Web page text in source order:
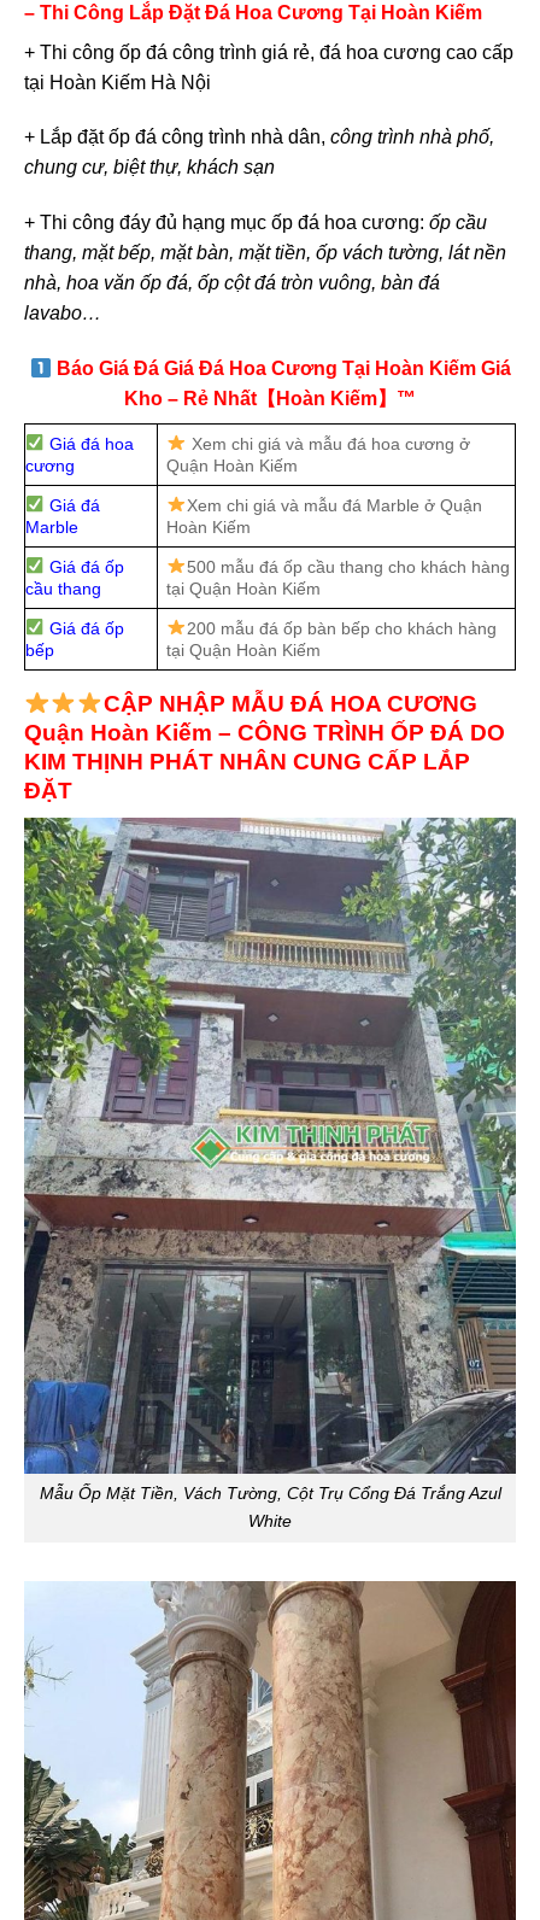
– Thi Công Lắp Đặt Đá Hoa Cương Tại Hoàn Kiếm
+ Thi công ốp đá công trình giá rẻ, đá hoa cương cao cấp
tại Hoàn Kiếm Hà Nội
+ Lắp đặt ốp đá công trình nhà dân, công trình nhà phố,
chung cư, biệt thự, khách sạn
+ Thi công đáy đủ hạng mục ốp đá hoa cương: ốp cầu
thang, mặt bếp, mặt bàn, mặt tiền, ốp vách tường, lát nền
nhà, hoa văn ốp đá, ốp cột đá tròn vuông, bàn đá
lavabo…
Báo Giá Đá Giá Đá Hoa Cương Tại Hoàn Kiếm Giá
Kho – Rẻ Nhất【Hoàn Kiếm】™
Giá đá hoa
cương
Xem chi giá và mẫu đá hoa cương ở
Quận Hoàn Kiếm
Giá đá
Marble
Xem chi giá và mẫu đá Marble ở Quận
Hoàn Kiếm
Giá đá ốp
cầu thang
500 mẫu đá ốp cầu thang cho khách hàng
tại Quận Hoàn Kiếm
Giá đá ốp
bếp
200 mẫu đá ốp bàn bếp cho khách hàng
tại Quận Hoàn Kiếm
CẬP NHẬP MẪU ĐÁ HOA CƯƠNG
Quận Hoàn Kiếm – CÔNG TRÌNH ỐP ĐÁ DO
KIM THỊNH PHÁT NHÂN CUNG CẤP LẮP
ĐẶT
Mẫu Ốp Mặt Tiền, Vách Tường, Cột Trụ Cổng Đá Trắng Azul
White